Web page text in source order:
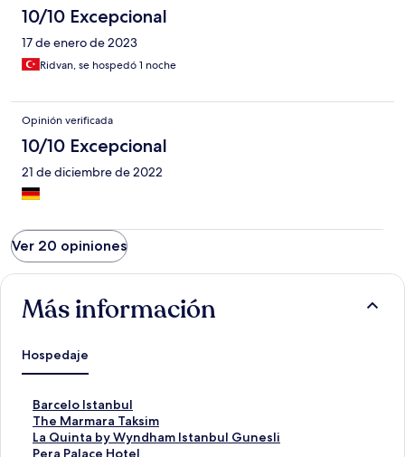
10/10 Excepcional
17 de enero de 2023
Ridvan, se hospedó 1 noche
Opinión verificada
10/10 Excepcional
21 de diciembre de 2022
Ver 20 opiniones
Más información
Hospedaje
Barcelo Istanbul
E
n
l
a
The Marmara Taksim
E
n
l
La Quinta by Wyndham Istanbul Gunesli
E
n
Pera Palace Hotel
E